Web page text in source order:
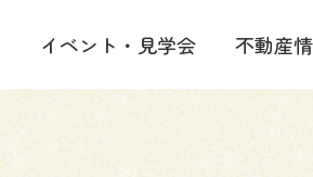
イベント・見学会 不動産